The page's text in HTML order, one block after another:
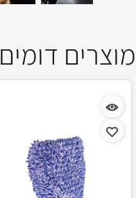
מוצרים דומים